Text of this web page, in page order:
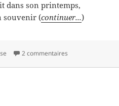
dans son printemps,
souvenir (continuer...)
2 commentaires